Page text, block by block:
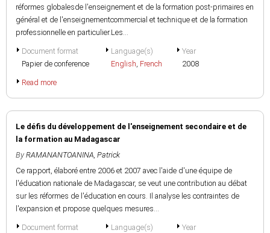
réformes globalesde l'enseignement et de la formation post-primaires en
général et de l'enseignementcommercial et technique et de la formation
professionnelle en particulier.Les...
Document format
Papier de conference
Language(s)
English, French
Year
2008
Read more
Le défis du développement de l'enseignement secondaire et de
la formation au Madagascar
By RAMANANTOANINA, Patrick
Ce rapport, élaboré entre 2006 et 2007 avec l'aide d'une équipe de
l'éducation nationale de Madagascar, se veut une contribution au débat
sur les réformes de l'éducation en cours. Il analyse les contraintes de
l'expansion et propose quelques mesures...
Document format
Language(s)
Year